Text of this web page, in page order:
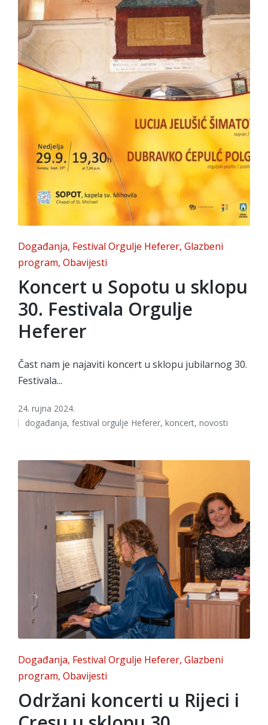
Posted
in
Događanja Festival Orgulje Heferer Glazbeni
program Obavijesti
Koncert u Sopotu u sklopu
30. Festivala Orgulje
Heferer
Čast nam je najaviti koncert u sklopu jubilarnog 30.
Festivala...
24. rujna 2024.
Tags:
događanja, festival orgulje Heferer, koncert, novosti
Posted
in
Događanja Festival Orgulje Heferer Glazbeni
program Obavijesti
Održani koncerti u Rijeci i